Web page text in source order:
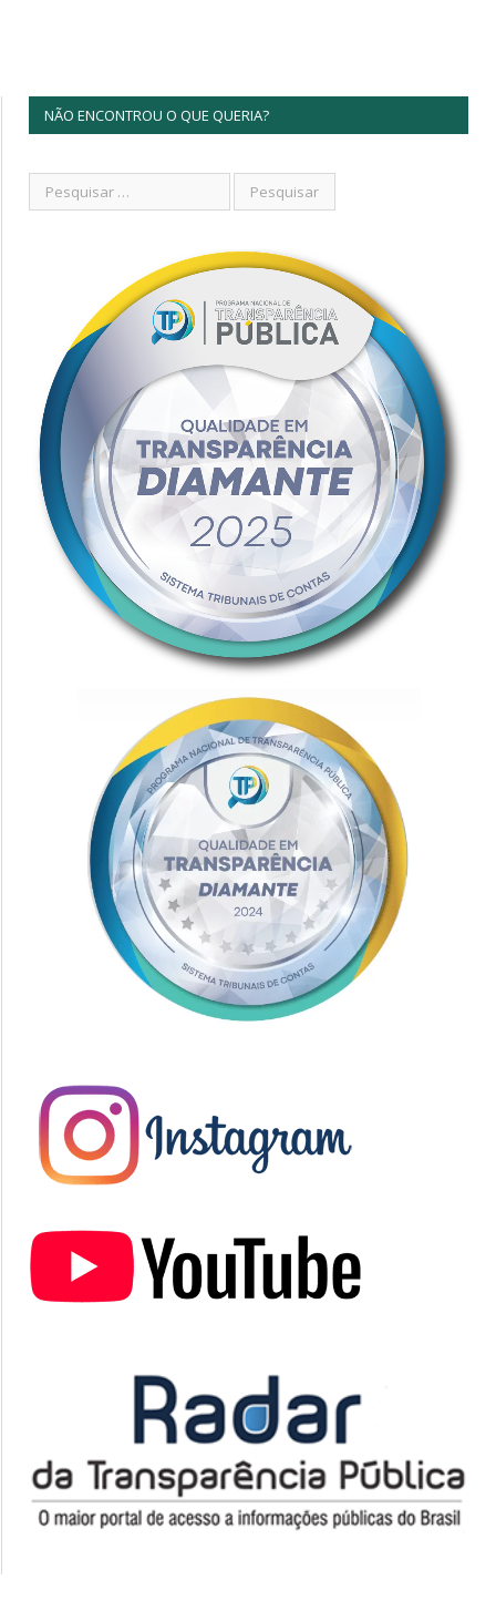
NÃO ENCONTROU O QUE QUERIA?